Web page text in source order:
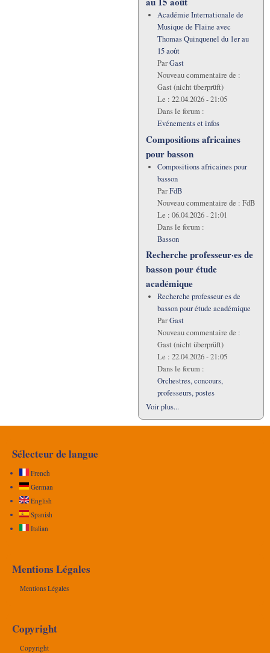
Académie Internationale de
Musique de Flaine avec
Thomas Quinquenel du 1er au
15 août
ParGast
Nouveau commentaire de :
Gast (nicht überprüft)
Le : 22.04.2026 - 21:05
Dans le forum :
Evénements et infos
Compositions africaines
pour basson
Compositions africaines pour
basson
ParFdB
Nouveau commentaire de : FdB
Le : 06.04.2026 - 21:01
Dans le forum :
Basson
Recherche professeur·es de
basson pour étude
académique
Recherche professeur·es de
basson pour étude académique
ParGast
Nouveau commentaire de :
Gast (nicht überprüft)
Le : 22.04.2026 - 21:05
Dans le forum :
Orchestres, concours,
professeurs, postes
Voir plus...
Sélecteur de langue
French
German
English
Spanish
Italian
Mentions Légales
Mentions Légales
Copyright
Copyright